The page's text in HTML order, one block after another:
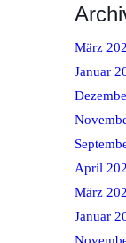
März
Januar
April
März
Januar